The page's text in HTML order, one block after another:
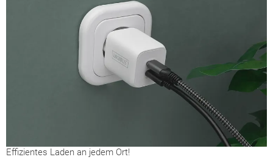
Effizientes Laden an jedem Ort!